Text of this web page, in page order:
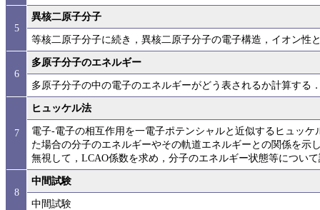
5
異核二原子分子
等核二原子分子に続き，異核二原子分子の電子構造，イオン性
6
多原子分子のエネルギー
多原子分子の中の電子のエネルギーがどう表されるか計算する
7
ヒュッケル法
電子-電子の相互作用を一電子ポテンシャルと近似するヒュッ
た場合の分子のエネルギーやその軌道エネルギーとの関係を示
無視して，LCAO係数を求め，分子のエネルギー状態等につい
8
中間試験
中間試験